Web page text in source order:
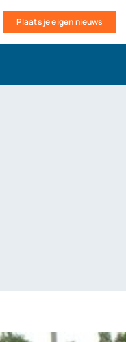
Plaats je eigen nieuws